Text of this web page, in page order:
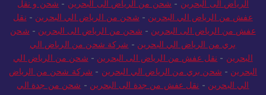
الرياض الى البحرين - شحن من الرياض الى البحرين - شحن و نقل
عفش من الرياض الي البحرين -شحن من الرياض الي البحرين -نقل
عفش من الرياض الى البحرين -شحن من الرياض الى البحرين -شحن
بري من الرياض الي البحرين -شركة شحن من الرياض الي
البحرين -نقل عفش من الرياض الى البحرين -شحن من الرياض الي
البحرين -شحن بري من الرياض الي البحرين -شركة شحن من الرياض
الي البحرين -نقل عفش من جدة الى البحرين -شحن من جدة الي